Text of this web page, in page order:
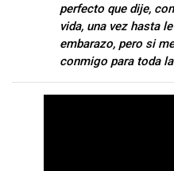
perfecto que dije,
vida, una vez hasta
embarazo, pero si
conmigo para toda